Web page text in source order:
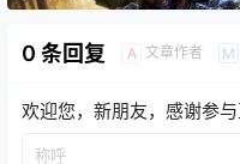
0 条回复 A 文章作者 M
欢迎您，新朋友，感谢参与